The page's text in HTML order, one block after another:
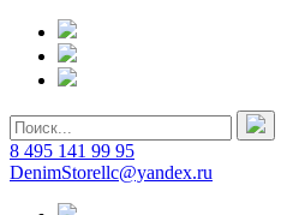
8 495 141 99 95
DenimStorellc@yandex.ru